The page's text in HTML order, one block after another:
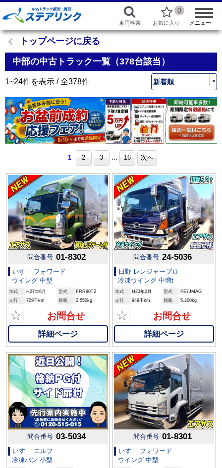
車両検索
0
お気に入り メニュー
トップページに戻る
中部の中古トラック一覧（378台該当）
1~24件を表示 / 全378件
1 2 3 ... 16 次へ
問合番号 01-8302
いすゞ フォワード
ウイング 中型
年式 H27年6月 型式
FRR90T2
走行
709千km 積載 2,550kg
☆ お問合せ
詳細ページ
問合番号 24-5036
日野 レンジャープロ
冷凍ウイング 中増t
年式 H23年2月 型式
FE7JMAG
走行
949千km 積載 5,200kg
☆ お問合せ
詳細ページ
問合番号 03-5034
いすゞ エルフ
冷凍バン 小型
問合番号 01-8301
いすゞ フォワード
ウイング 中型